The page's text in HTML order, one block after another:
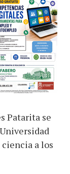
Patarita se
a los